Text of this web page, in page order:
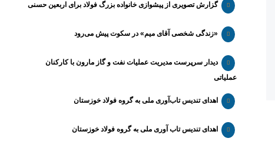
گزارش تصویری از پیشوازی خانواده بزرگ فولاد برای اربعین حسنی
«زندگی شخصی آقای میم» در سکوت پیش می‌رود
دیدار سرپرست مدیریت عملیات نفت و گاز مارون با کارکنان
عملیاتی
اهدای تندیس تاب‌آوری ملی به گروه فولاد خوزستان
اهدای تندیس تاب آوری ملی به گروه فولاد خوزستان